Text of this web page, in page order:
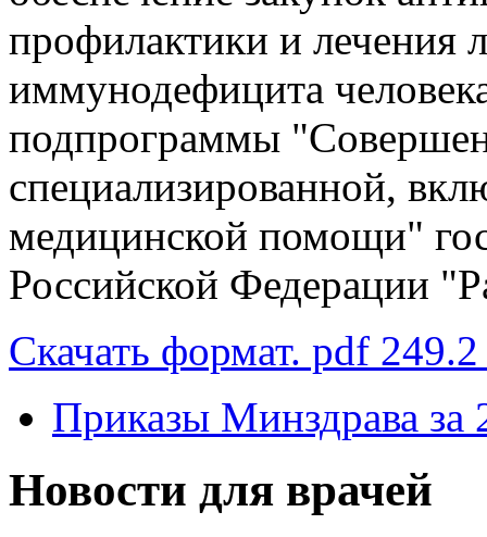
профилактики и лечения
иммунодефицита
подпрограммы
специализированной,
медицинской помощи"
Российской Федерации
Скачать формат. pdf
Приказы Минздрава за
Новости для врачей